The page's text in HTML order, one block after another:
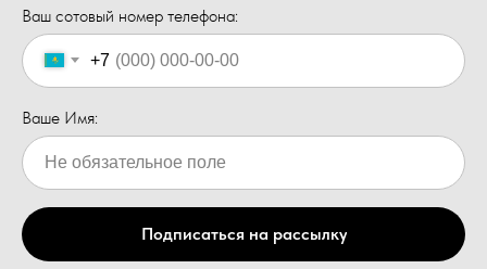
Ваш сотовый номер телефона:
+7
Ваше Имя:
Подписаться на рассылку